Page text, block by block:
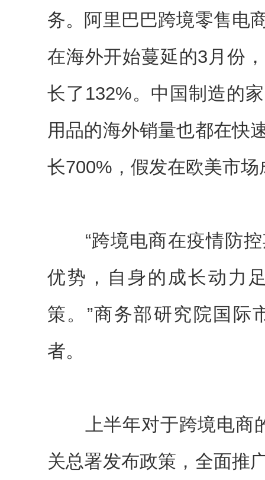
务。阿里巴巴跨境零售电
在海外开始蔓延的3月份
长了132%。中国制造的
用品的海外销量也都在快
长700%，假发在欧美市
“跨境电商在疫情防控
优势，自身的成长动力
策。”商务部研究院国际
者。
上半年对于跨境电商
关总署发布政策，全面推